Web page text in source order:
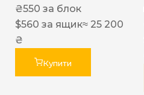
₴550 за блок
$560 за ящик≈ 25 200
₴
Купити